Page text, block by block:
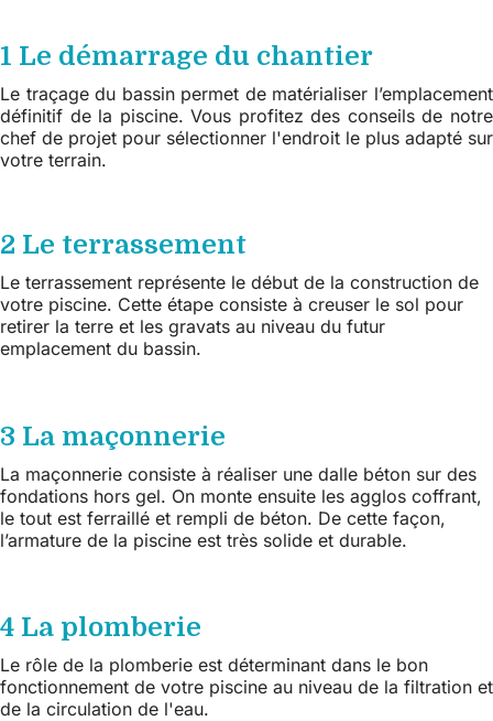
1 Le démarrage du chantier
Le traçage du bassin permet de matérialiser l’emplacement
définitif de la piscine. Vous profitez des conseils de notre
chef de projet pour sélectionner l'endroit le plus adapté sur
votre terrain.
2 Le terrassement
Le terrassement représente le début de la construction de
votre piscine. Cette étape consiste à creuser le sol pour
retirer la terre et les gravats au niveau du futur
emplacement du bassin.
3 La maçonnerie
La maçonnerie consiste à réaliser une dalle béton sur des
fondations hors gel. On monte ensuite les agglos coffrant,
le tout est ferraillé et rempli de béton. De cette façon,
l’armature de la piscine est très solide et durable.
4 La plomberie
Le rôle de la plomberie est déterminant dans le bon
fonctionnement de votre piscine au niveau de la filtration et
de la circulation de l'eau.